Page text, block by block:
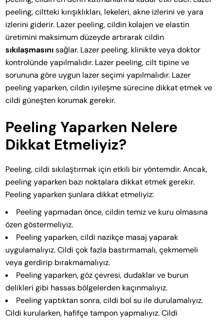
peeling, ciltteki kırışıklıkları, lekeleri, akne izlerini ve yara
izlerini giderir. Lazer peeling, cildin kolajen ve elastin
üretimini maksimum düzeyde artırarak cildin
sıkılaşmasınısağlar. Lazer peeling, klinikte veya doktor
kontrolünde yapılmalıdır. Lazer peeling, cilt tipine ve
sorununa göre uygun lazer seçimi yapılmalıdır. Lazer
peeling yaparken, cildin iyileşme sürecine dikkat etmek ve
cildi güneşten korumak gerekir.
Peeling Yaparken Nelere
Dikkat Etmeliyiz?
Peeling, cildi sıkılaştırmak için etkili bir yöntemdir. Ancak,
peeling yaparken bazı noktalara dikkat etmek gerekir.
Peeling yaparken şunlara dikkat etmeliyiz:
Peeling yapmadan önce, cildin temiz ve kuru olmasına
özen göstermeliyiz.
Peeling yaparken, cildi nazikçe masaj yaparak
uygulamalıyız. Cildi çok fazla bastırmamalı, çekmemeli
veya gerdirip bırakmamalıyız.
Peeling yaparken, göz çevresi, dudaklar ve burun
delikleri gibi hassas bölgelerden kaçınmalıyız.
Peeling yaptıktan sonra, cildi bol su ile durulamalıyız.
Cildi kurularken, hafifçe tampon yapmalıyız. Cildi